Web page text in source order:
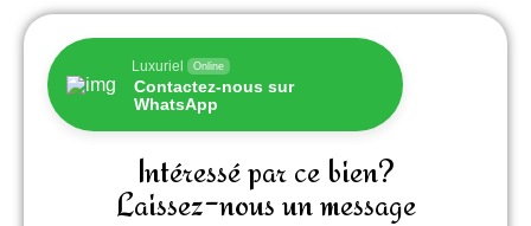
Luxuriel Online
Contactez-nous sur
WhatsApp
Intéressé par ce bien?
Laissez-nous un message